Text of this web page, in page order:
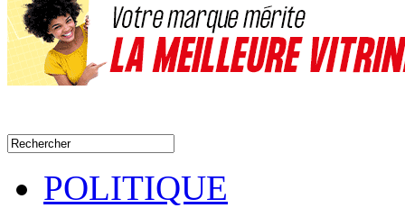
POLITIQUE